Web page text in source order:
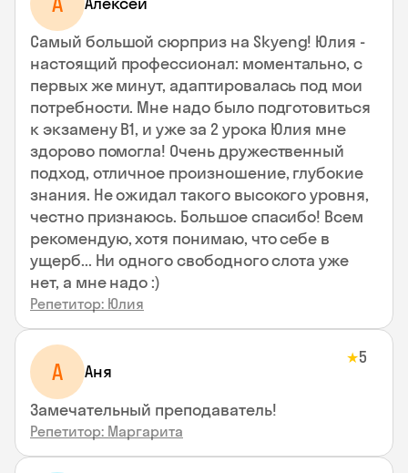
Самый большой сюрприз на Skyeng! Юлия -
настоящий профессионал: моментально, с
первых же минут, адаптировалась под мои
потребности. Мне надо было подготовиться
к экзамену В1, и уже за 2 урока Юлия мне
здорово помогла! Очень дружественный
подход, отличное произношение, глубокие
знания. Не ожидал такого высокого уровня,
честно признаюсь. Большое спасибо! Всем
рекомендую, хотя понимаю, что себе в
ущерб... Ни одного свободного слота уже
нет, а мне надо :)
Репетитор: Юлия
А Аня
★5
Замечательный преподаватель!
Репетитор: Маргарита